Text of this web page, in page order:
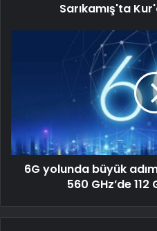
Sarıkamış'ta
6G yolunda büyük
560 GHz’de